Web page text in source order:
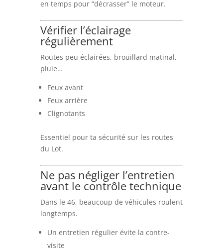
en temps pour “décrasser” le moteur.
Vérifier l’éclairage
régulièrement
Routes peu éclairées, brouillard matinal,
pluie…
Feux avant
Feux arrière
Clignotants
Essentiel pour ta sécurité sur les routes
du Lot.
Ne pas négliger l’entretien
avant le contrôle technique
Dans le 46, beaucoup de véhicules roulent
longtemps.
Un entretien régulier évite la contre-
visite